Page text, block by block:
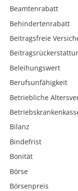
Beamtenrabatt
Behindertenrabatt
Beitragsfreie
Beleihungswert
Berufsunfähigkeit
Betriebliche
Bilanz
Bindefrist
Bonität
Börse
Börsenpreis